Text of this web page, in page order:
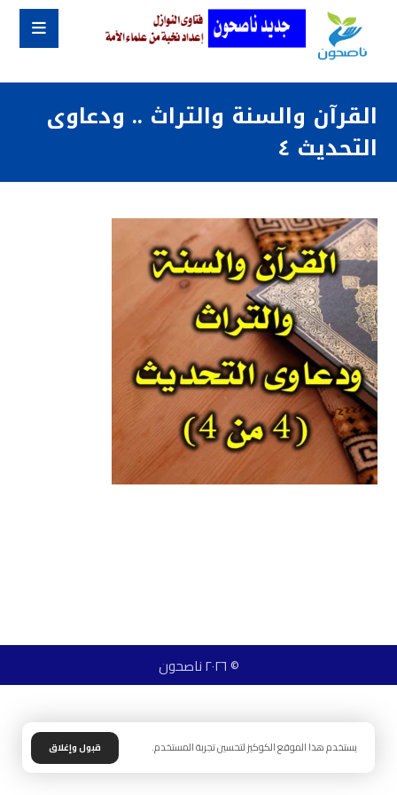
القرآن والسنة والتراث .. ودعاوى
التحديث ٤
© ٢٠٢٦ ناصحون
يستخدم هذا الموقع الكوكيز لتحسين تجربة المستخدم. قبول وإغلاق